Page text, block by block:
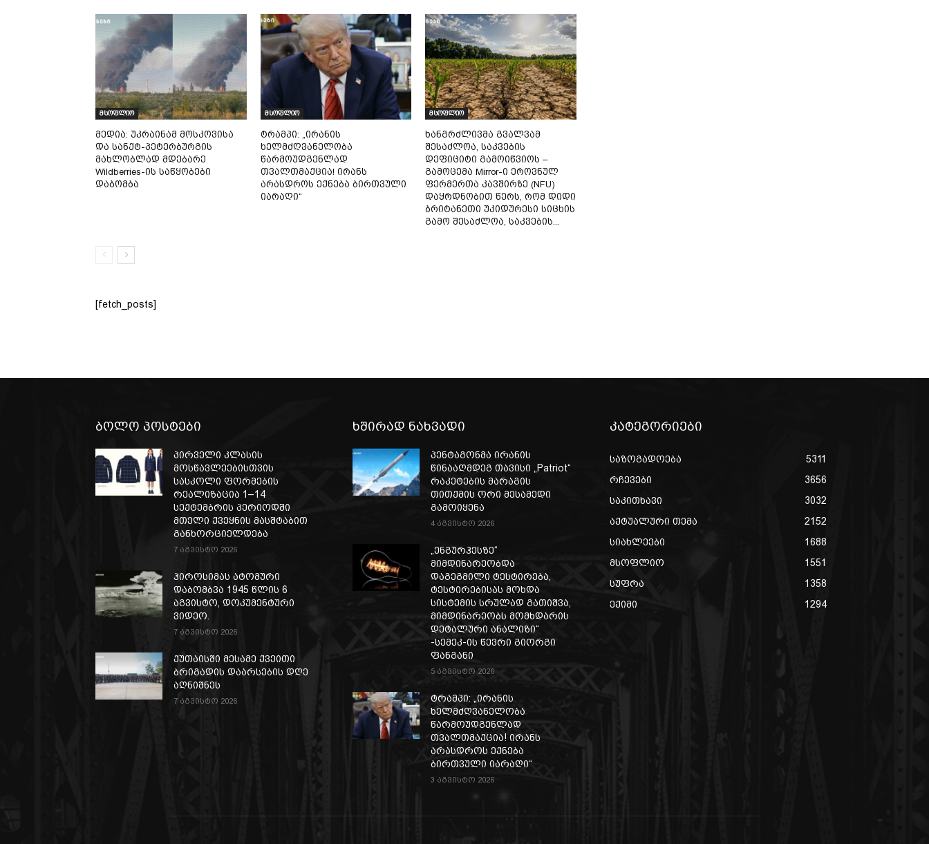
მსოფლიო
მედია: უკრაინამ მოსკოვისა
და სანქტ-პეტერბურგის
მახლობლად მდებარე
Wildberries-ის საწყობები
დაბომბა
მსოფლიო
ტრამპი: „ირანის
ხელმძღვანელობა
წარმოუდგენლად
თვალთმაქცია! ირანს
არასდროს ექნება ბირთვული
იარაღი“
მსოფლიო
ხანგრძლივმა გვალვამ
შესაძლოა, საკვების
დეფიციტი გამოიწვიოს –
გამოცემა Mirror-ი ეროვნულ
ფერმერთა კავშირზე (NFU)
დაყრდნობით წერს, რომ დიდი
ბრიტანეთი უკიდურესი სიცხის
გამო შესაძლოა, საკვების...
[fetch_posts]
ბოლო პოსტები
პირველი კლასის
მოსწავლეებისთვის
სასკოლი ფორმების
რეალიზაცია 1–14
სექტემბრის პერიოდში
მთელი ქვეყნის მასშტაბით
განხორციელდება
7 აგვისტო 2026
ჰიროსიმას ატომური
დაბომბვა 1945 წლის 6
აგვისტო, დოკუმენტური
ვიდეო.
7 აგვისტო 2026
ქუთაისში მესამე ქვეითი
ბრიგადის დაარსების დღე
აღნიშნეს
7 აგვისტო 2026
ხშირად ნახვადი
პენტაგონმა ირანის
წინააღმდეგ თავისი „Patriot“
რაკეტების მარაგის
თითქმის ორი მესამედი
გამოიყენა
4 აგვისტო 2026
„ენგურჰესზე“
მიმდინარეობდა
დაგეგმილი ტესტირება,
ტესტირებისას მოხდა
სისტემის სრულად გათიშვა,
მიმდინარეობს მომხდარის
დეტალური ანალიზი“
-სემეკ-ის წევრი გიორგი
ფანგანი
5 აგვისტო 2026
ტრამპი: „ირანის
ხელმძღვანელობა
წარმოუდგენლად
თვალთმაქცია! ირანს
არასდროს ექნება
ბირთვული იარაღი“
3 აგვისტო 2026
კატეგორიები
საზოგადოება
5311
რჩევები
3656
საკითხავი
3032
აქტუალური თემა
2152
სიახლეები
1688
მსოფლიო
1551
სუფრა
1358
ექიმი
1294